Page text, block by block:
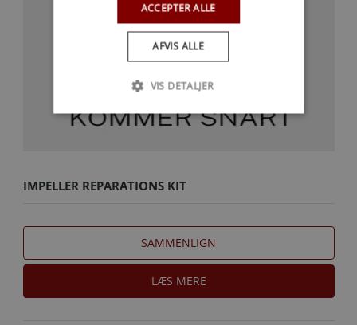
IMPELLER REPARATIONS KIT
SAMMENLIGN
LÆS MERE
ACCEPTER ALLE
AFVIS ALLE
VIS DETALJER